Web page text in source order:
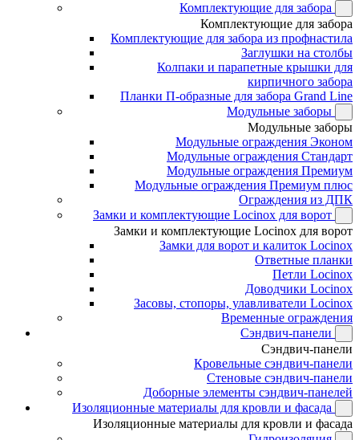
Комплектующие для забора
Комплектующие для забора
Комплектующие для забора из профнастила
Заглушки на столбы
Колпаки и парапетные крышки для
кирпичного забора
Планки П-образные для забора Grand Line
Модульные заборы
Модульные заборы
Модульные ограждения Эконом
Модульные ограждения Стандарт
Модульные ограждения Премиум
Модульные ограждения Премиум плюс
Ограждения из ДПК
Замки и комплектующие Locinox для ворот
Замки и комплектующие Locinox для ворот
Замки для ворот и калиток Locinox
Ответные планки
Петли Locinox
Доводчики Locinox
Засовы, стопоры, улавливатели Locinox
Временные ограждения
Сэндвич-панели
Сэндвич-панели
Кровельные сэндвич-панели
Стеновые сэндвич-панели
Доборные элементы сэндвич-панелей
Изоляционные материалы для кровли и фасада
Изоляционные материалы для кровли и фасада